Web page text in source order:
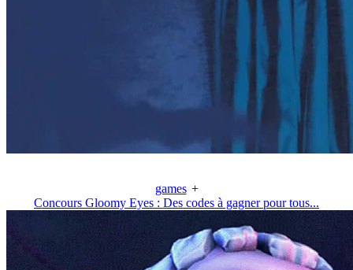
games +
Concours Gloomy Eyes : Des codes à gagner pour tous...